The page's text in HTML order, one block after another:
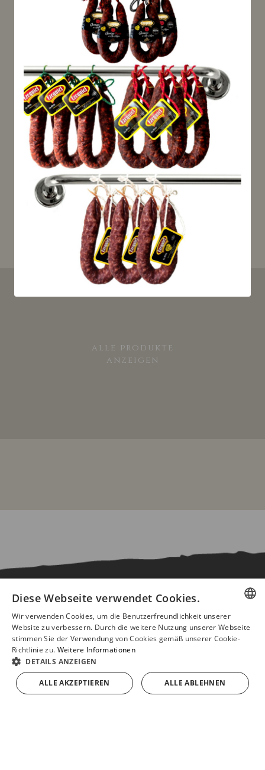
Preis: 10,00 €/kg
VERFÜGBAR
Sie erhalten Ihre Bestellung
zwischen demMittwoch, 12 August
undDienstag, 18 August
IN DEN EINKAUFSWAGEN
Sehen Sie weitere
Produkte von Andere
Produkte
alle produkte
anzeigen
Ezequiel SPANISH
ENGLISH
GERMAN
Diese Webseite verwendet Cookies.
Wir verwenden Cookies, um die Benutzerfreundlichkeit unserer
Website zu verbessern. Durch die weitere Nutzung unserer Webseite
stimmen Sie der Verwendung von Cookies gemäß unserer Cookie-
Richtlinie zu. Weitere Informationen
DETAILS ANZEIGEN
ALLE AKZEPTIEREN ALLE ABLEHNEN